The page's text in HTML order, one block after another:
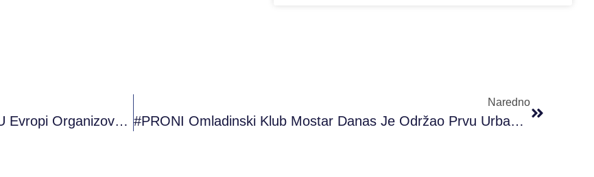
PRONI Je Povodom Promocije IT Sektora U Evropi Organizovao #meetandcode Online Radionicu
Naredno
#PRONI Omladinski Klub Mostar Danas Je Održao Prvu Urbanu Šetnju StreetarTura